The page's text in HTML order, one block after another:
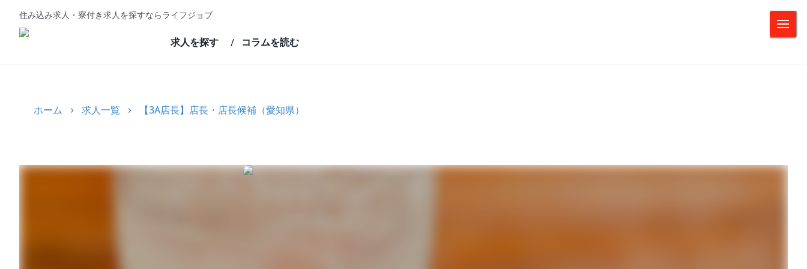
住み込み求人・寮付き求人を探すならライフジョブ
求人を探す / コラムを読む
ホーム 求人一覧 【3A店長】店長・店長候補（愛知県）